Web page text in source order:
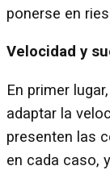
ponerse en
Velocidad y
En primer
adaptar la
presenten las
en cada caso,